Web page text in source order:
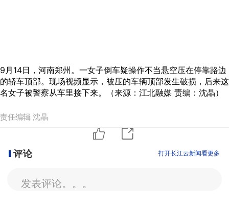
9月14日，河南郑州。一女子倒车疑操作不当悬空压在停靠路边
的轿车顶部。现场视频显示，被压的车辆顶部发生破损，后来这
名女子被警察从车里接下来。（来源：江北融媒 责编：沈晶）
责任编辑 沈晶
评论 打开长江云新闻看更多
发表评论。。。